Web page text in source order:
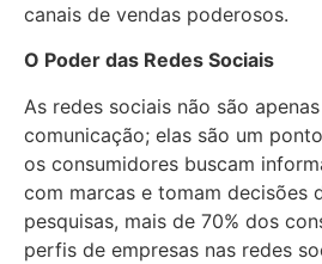
canais de vendas poderosos.
O Poder das Redes Sociais
As redes sociais não são
comunicação; elas são um
os consumidores buscam
com marcas e tomam decisões
pesquisas, mais de 70% dos
perfis de empresas nas redes